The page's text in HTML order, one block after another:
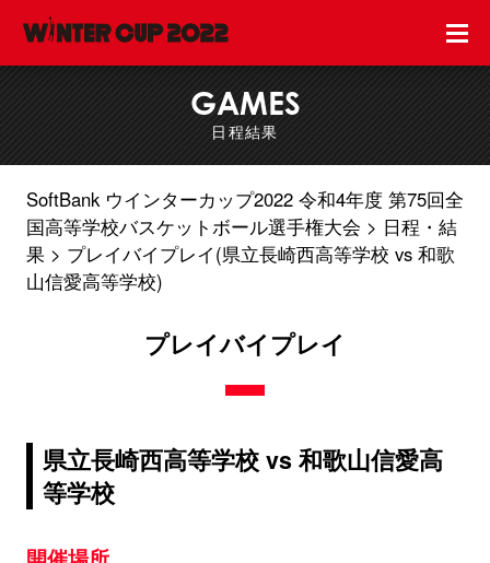
GAMES
日程結果
SoftBank ウインターカップ2022 令和4年度 第75回全
国高等学校バスケットボール選手権大会
日程・結
果
プレイバイプレイ(県立長崎西高等学校 vs 和歌
山信愛高等学校)
プレイバイプレイ
県立長崎西高等学校 vs 和歌山信愛高
等学校